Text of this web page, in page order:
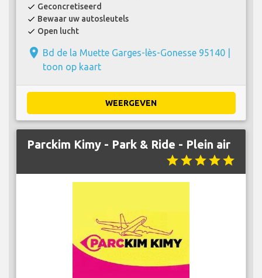
check Geconcretiseerd
check Bewaar uw autosleutels
check Open lucht
place Bd de la Muette Garges-lès-Gonesse 95140 |
toon op kaart
WEERGEVEN
Parckim Kimy - Park & ​​Ride - Plein air
starstarstarstarstar